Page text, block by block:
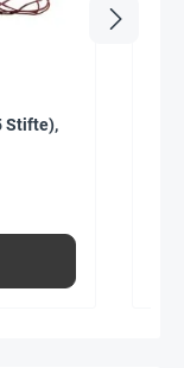
Stifte),